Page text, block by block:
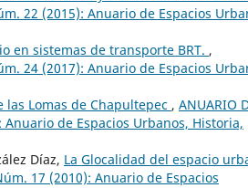
22 (2015): Anuario de Espacios
en sistemas de transporte BRT. ,
24 (2017): Anuario de Espacios
Lomas de Chapultepec , ANUARIO
Anuario de Espacios Urbanos, Historia,
Díaz, La Glocalidad del espacio
17 (2010): Anuario de Espacios